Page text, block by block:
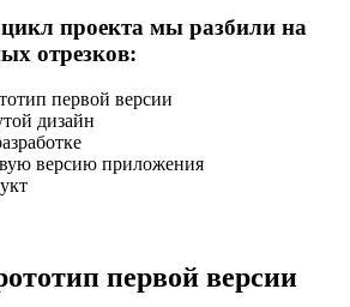
проекта мы разбили на
отрезков:
первой версии
дизайн
версию приложения
первой версии